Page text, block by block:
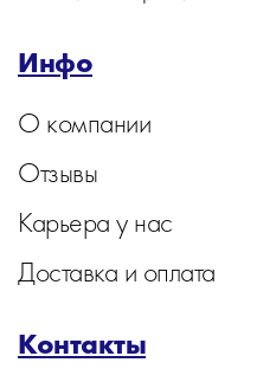
Инфо
О компании
Отзывы
Карьера у нас
Доставка и оплата
Контакты